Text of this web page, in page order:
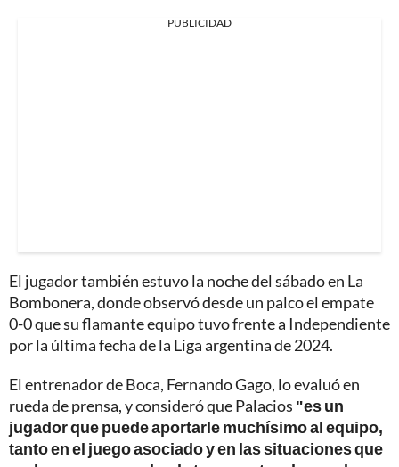
PUBLICIDAD
El jugador también estuvo la noche del sábado en La
Bombonera, donde observó desde un palco el empate
0-0 que su flamante equipo tuvo frente a Independiente
por la última fecha de la Liga argentina de 2024.
El entrenador de Boca, Fernando Gago, lo evaluó en
rueda de prensa, y consideró que Palacios "es un
jugador que puede aportarle muchísimo al equipo,
tanto en el juego asociado y en las situaciones que